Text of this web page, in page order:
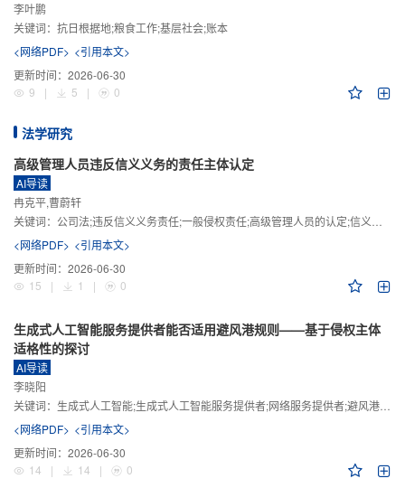
李叶鹏
关键词： 抗日根据地;粮食工作;基层社会;账本
<网络PDF> <引用本文>
更新时间： 2026-06-30
9
| 5 | 0
法学研究
高级管理人员违反信义义务的责任主体认定
AI导读
冉克平,曹蔚轩
关键词： 公司法;违反信义义务责任;一般侵权责任;高级管理人员的认定;信义义务
<网络PDF> <引用本文>
更新时间： 2026-06-30
15
| 1 | 0
生成式人工智能服务提供者能否适用避风港规则——基于侵权主体
适格性的探讨
AI导读
李晓阳
关键词： 生成式人工智能;生成式人工智能服务提供者;网络服务提供者;避风港规则;版权责任
<网络PDF> <引用本文>
更新时间： 2026-06-30
14
| 14 | 0